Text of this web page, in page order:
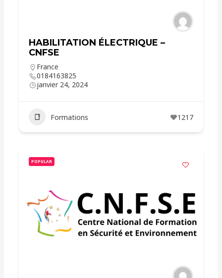
HABILITATION ÉLECTRIQUE –
CNFSE
France
0184163825
janvier 24, 2024
Formations 1217
POPULAR